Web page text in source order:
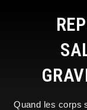
Quand les corps